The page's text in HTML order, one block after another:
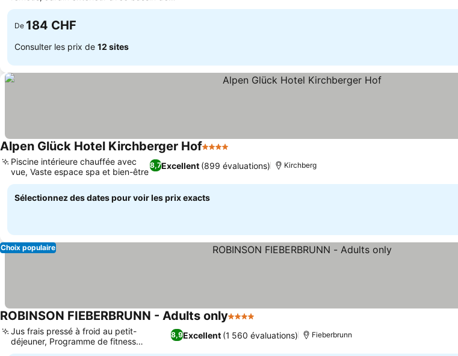
baignade naturel
De 184 CHF
Consulter les prix de 12 sites
Alpen Glück Hotel Kirchberger Hof4 Étoiles
8,7Excellent (899 évaluations)
Piscine intérieure chauffée avec
vue, Vaste espace spa et bien-être
Kirchberg
Sélectionnez des dates pour voir les prix exacts
Choix populaire
ROBINSON FIEBERBRUNN - Adults only4 Étoiles
8,9Excellent (1 560 évaluations)
Jus frais pressé à froid au petit-
déjeuner, Programme de fitness
personnalisé BLUEf!t
Fieberbrunn